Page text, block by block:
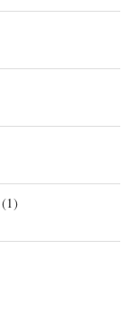
(1)